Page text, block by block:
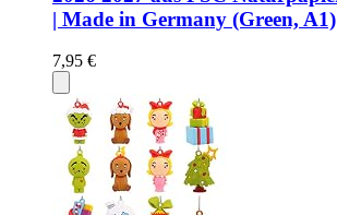
| Made in Germany (Green, A1)
7,95 €